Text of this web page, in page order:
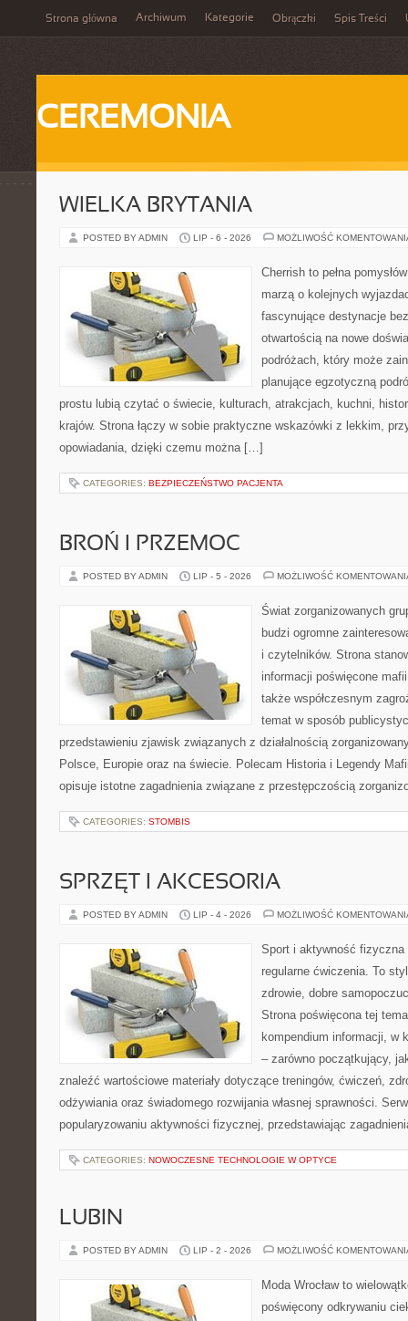
Strona główna Archiwum Kategorie Obrączki Spis Treści
CEREMONIA
WIELKA BRYTANIA
POSTED BY ADMIN LIP - 6 - 2026 MOŻLIWOŚĆ
Cherrish to pełna
marzą o kolejnych
fascynujące destynacje
otwartością na nowe
podróżach, który może
planujące egzotyczną
prostu lubią czytać o świecie, kulturach, atrakcjach, kuchni,
krajów. Strona łączy w sobie praktyczne wskazówki z lekkim,
opowiadania, dzięki czemu można […]
CATEGORIES: BEZPIECZEŃSTWO PACJENTA
BROŃ I PRZEMOC
POSTED BY ADMIN LIP - 5 - 2026 MOŻLIWOŚĆ
Świat zorganizowanych
budzi ogromne
i czytelników. Strona
informacji poświęcone
także współczesnym
temat w sposób
przedstawieniu zjawisk związanych z działalnością
Polsce, Europie oraz na świecie. Polecam Historia i Legendy
opisuje istotne zagadnienia związane z przestępczością
CATEGORIES: STOMBIS
SPRZĘT I AKCESORIA
POSTED BY ADMIN LIP - 4 - 2026 MOŻLIWOŚĆ
Sport i aktywność
regularne ćwiczenia. To
zdrowie, dobre
Strona poświęcona tej
kompendium informacji, w
– zarówno początkujący,
znaleźć wartościowe materiały dotyczące treningów, ćwiczeń,
odżywiania oraz świadomego rozwijania własnej sprawności.
popularyzowaniu aktywności fizycznej, przedstawiając
CATEGORIES: NOWOCZESNE TECHNOLOGIE W OPTYCE
LUBIN
POSTED BY ADMIN LIP - 2 - 2026 MOŻLIWOŚĆ
Moda Wrocław to
poświęcony odkrywaniu